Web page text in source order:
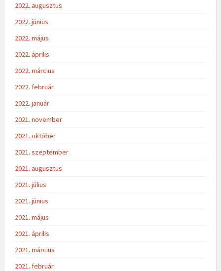
2022. augusztus
2022. június
2022. május
2022. április
2022. március
2022. február
2022. január
2021. november
2021. október
2021. szeptember
2021. augusztus
2021. július
2021. június
2021. május
2021. április
2021. március
2021. február